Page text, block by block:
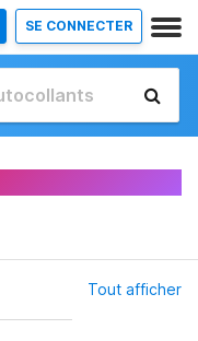
SE CONNECTER
Tout afficher